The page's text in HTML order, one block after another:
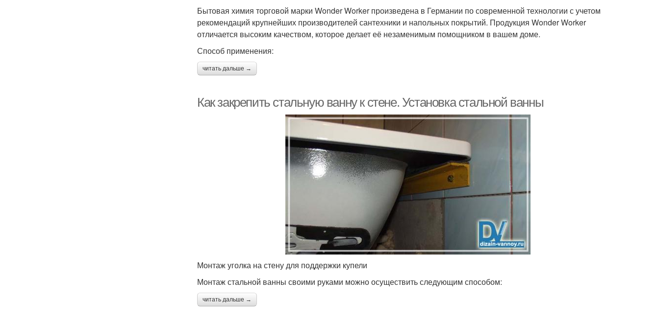
Бытовая химия торговой марки Wonder Worker произведена в Германии по современной технологии с учетом
рекомендаций крупнейших производителей сантехники и напольных покрытий. Продукция Wonder Worker
отличается высоким качеством, которое делает её незаменимым помощником в вашем доме.
Способ применения:
читать дальше →
Как закрепить стальную ванну к стене. Установка стальной ванны
Монтаж уголка на стену для поддержки купели
Монтаж стальной ванны своими руками можно осуществить следующим способом:
читать дальше →